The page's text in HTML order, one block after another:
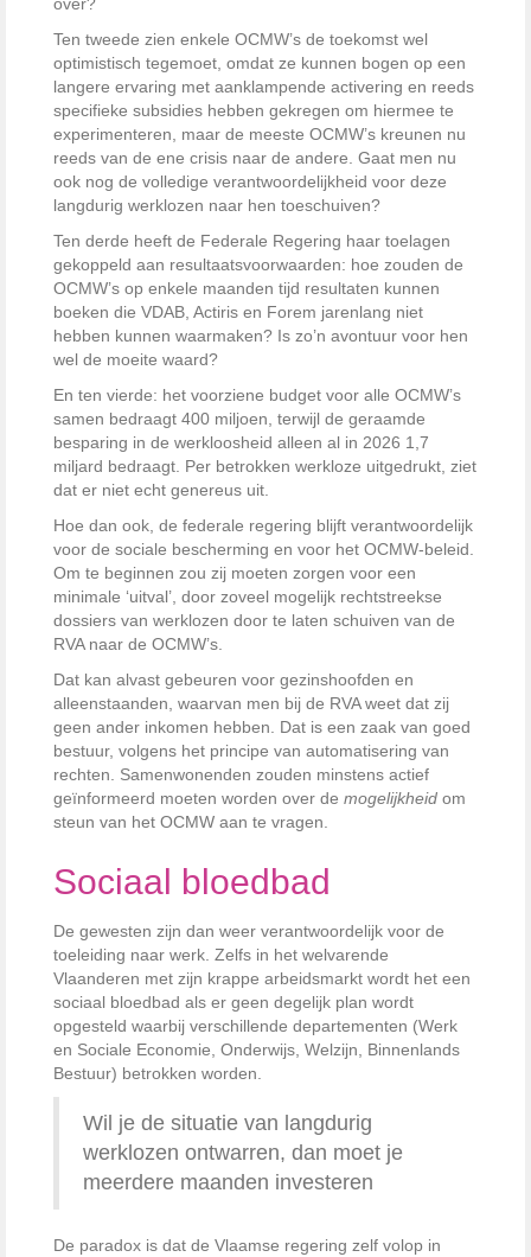
Ten tweede zien enkele OCMW’s de toekomst wel
optimistisch tegemoet, omdat ze kunnen bogen op een
langere ervaring met aanklampende activering en reeds
specifieke subsidies hebben gekregen om hiermee te
experimenteren, maar de meeste OCMW’s kreunen nu
reeds van de ene crisis naar de andere. Gaat men nu
ook nog de volledige verantwoordelijkheid voor deze
langdurig werklozen naar hen toeschuiven?
Ten derde heeft de Federale Regering haar toelagen
gekoppeld aan resultaatsvoorwaarden: hoe zouden de
OCMW’s op enkele maanden tijd resultaten kunnen
boeken die VDAB, Actiris en Forem jarenlang niet
hebben kunnen waarmaken? Is zo’n avontuur voor hen
wel de moeite waard?
En ten vierde: het voorziene budget voor alle OCMW’s
samen bedraagt 400 miljoen, terwijl de geraamde
besparing in de werkloosheid alleen al in 2026 1,7
miljard bedraagt. Per betrokken werkloze uitgedrukt, ziet
dat er niet echt genereus uit.
Hoe dan ook, de federale regering blijft verantwoordelijk
voor de sociale bescherming en voor het OCMW-beleid.
Om te beginnen zou zij moeten zorgen voor een
minimale ‘uitval’, door zoveel mogelijk rechtstreekse
dossiers van werklozen door te laten schuiven van de
RVA naar de OCMW’s.
Dat kan alvast gebeuren voor gezinshoofden en
alleenstaanden, waarvan men bij de RVA weet dat zij
geen ander inkomen hebben. Dat is een zaak van goed
bestuur, volgens het principe van automatisering van
rechten. Samenwonenden zouden minstens actief
geïnformeerd moeten worden over de mogelijkheid om
steun van het OCMW aan te vragen.
Sociaal bloedbad
De gewesten zijn dan weer verantwoordelijk voor de
toeleiding naar werk. Zelfs in het welvarende
Vlaanderen met zijn krappe arbeidsmarkt wordt het een
sociaal bloedbad als er geen degelijk plan wordt
opgesteld waarbij verschillende departementen (Werk
en Sociale Economie, Onderwijs, Welzijn, Binnenlands
Bestuur) betrokken worden.
Wil je de situatie van langdurig
werklozen ontwarren, dan moet je
meerdere maanden investeren
De paradox is dat de Vlaamse regering zelf volop in